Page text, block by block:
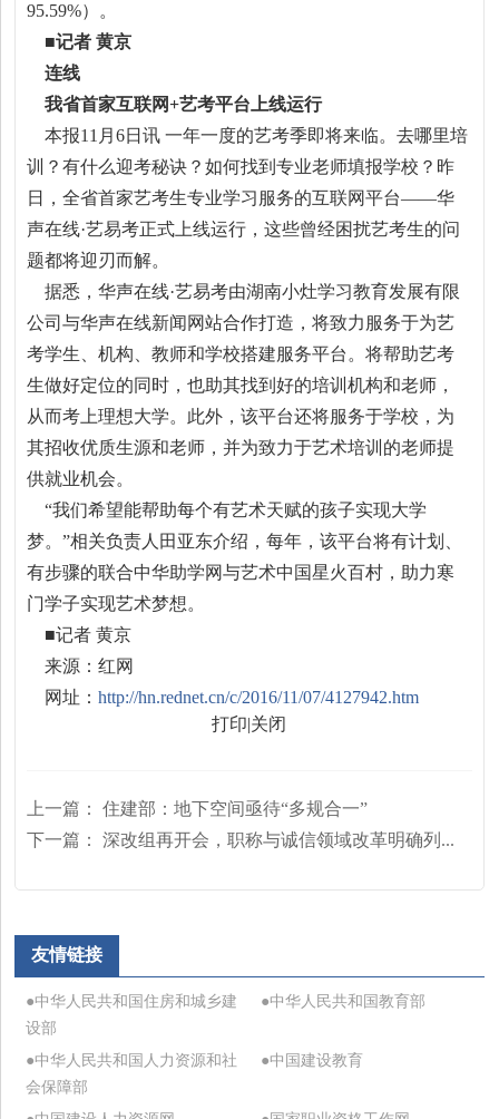
95.59%）。
■记者 黄京
连线
我省首家互联网+艺考平台上线运行
本报11月6日讯 一年一度的艺考季即将来临。去哪里培
训？有什么迎考秘诀？如何找到专业老师填报学校？昨
日，全省首家艺考生专业学习服务的互联网平台——华
声在线·艺易考正式上线运行，这些曾经困扰艺考生的问
题都将迎刃而解。
据悉，华声在线·艺易考由湖南小灶学习教育发展有限
公司与华声在线新闻网站合作打造，将致力服务于为艺
考学生、机构、教师和学校搭建服务平台。将帮助艺考
生做好定位的同时，也助其找到好的培训机构和老师，
从而考上理想大学。此外，该平台还将服务于学校，为
其招收优质生源和老师，并为致力于艺术培训的老师提
供就业机会。
“我们希望能帮助每个有艺术天赋的孩子实现大学
梦。”相关负责人田亚东介绍，每年，该平台将有计划、
有步骤的联合中华助学网与艺术中国星火百村，助力寒
门学子实现艺术梦想。
■记者 黄京
来源：红网
网址：http://hn.rednet.cn/c/2016/11/07/4127942.htm
打印|关闭
上一篇：
住建部：地下空间亟待“多规合一”
下一篇：
深改组再开会，职称与诚信领域改革明确列...
友情链接
●中华人民共和国住房和城乡建
设部
●中华人民共和国教育部
●中华人民共和国人力资源和社
会保障部
●中国建设教育